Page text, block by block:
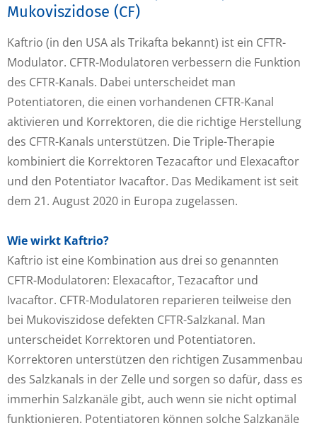
Mukoviszidose (CF)
Kaftrio (in den USA als Trikafta bekannt) ist ein CFTR-
Modulator. CFTR-Modulatoren verbessern die Funktion
des CFTR-Kanals. Dabei unterscheidet man
Potentiatoren, die einen vorhandenen CFTR-Kanal
aktivieren und Korrektoren, die die richtige Herstellung
des CFTR-Kanals unterstützen. Die Triple-Therapie
kombiniert die Korrektoren Tezacaftor und Elexacaftor
und den Potentiator Ivacaftor. Das Medikament ist seit
dem 21. August 2020 in Europa zugelassen.
Wie wirkt Kaftrio?
Kaftrio ist eine Kombination aus drei so genannten
CFTR-Modulatoren: Elexacaftor, Tezacaftor und
Ivacaftor. CFTR-Modulatoren reparieren teilweise den
bei Mukoviszidose defekten CFTR-Salzkanal. Man
unterscheidet Korrektoren und Potentiatoren.
Korrektoren unterstützen den richtigen Zusammenbau
des Salzkanals in der Zelle und sorgen so dafür, dass es
immerhin Salzkanäle gibt, auch wenn sie nicht optimal
funktionieren. Potentiatoren können solche Salzkanäle